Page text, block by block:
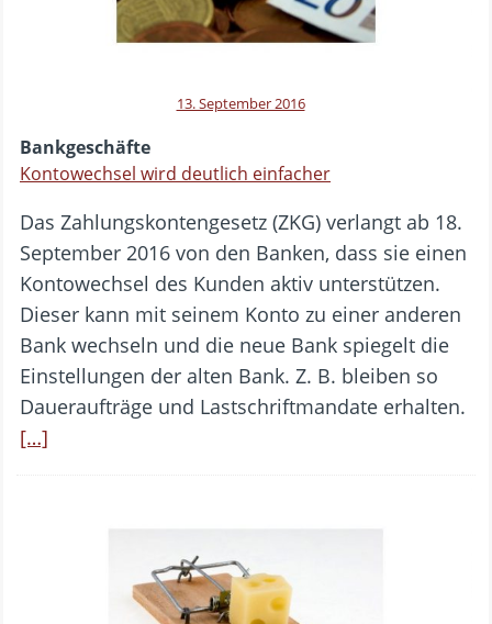
13. September 2016
Bankgeschäfte
Kontowechsel wird deutlich einfacher
Das Zahlungskontengesetz (ZKG) verlangt ab 18.
September 2016 von den Banken, dass sie einen
Kontowechsel des Kunden aktiv unterstützen.
Dieser kann mit seinem Konto zu einer anderen
Bank wechseln und die neue Bank spiegelt die
Einstellungen der alten Bank. Z. B. bleiben so
Daueraufträge und Lastschriftmandate erhalten.
[…]